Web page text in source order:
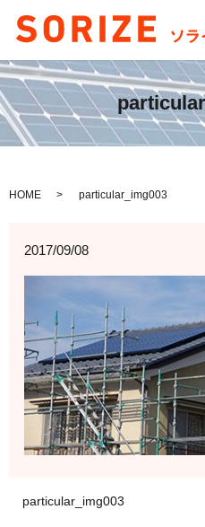
HOME particular_img003
2017/09/08
particular_img003